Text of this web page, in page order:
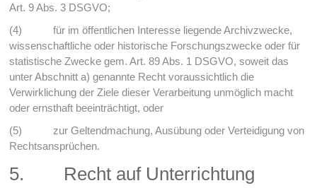
Art. 9 Abs. 3 DSGVO;
(4) für im öffentlichen Interesse liegende Archivzwecke,
wissenschaftliche oder historische Forschungszwecke oder für
statistische Zwecke gem. Art. 89 Abs. 1 DSGVO, soweit das
unter Abschnitt a) genannte Recht voraussichtlich die
Verwirklichung der Ziele dieser Verarbeitung unmöglich macht
oder ernsthaft beeinträchtigt, oder
(5) zur Geltendmachung, Ausübung oder Verteidigung von
Rechtsansprüchen.
5. Recht auf Unterrichtung